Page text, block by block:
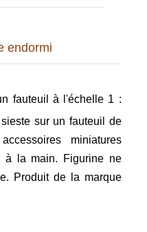
endormi
fauteuil à l'échelle 1 :
sur un fauteuil de
miniatures
à la main. Figurine ne
Produit de la marque